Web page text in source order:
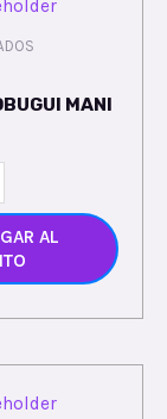
MANI
AL